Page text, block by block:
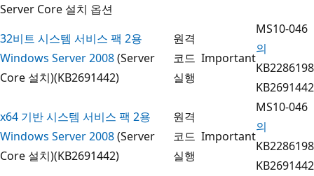
Server Core 설치 옵션
32비트 시스템 서비스 팩 2용
Windows Server 2008(Server
Core 설치)(KB2691442)
원격
코드
실행
Important
MS10-046
의
KB2286198
KB2691442
x64 기반 시스템 서비스 팩 2용
Windows Server 2008(Server
Core 설치)(KB2691442)
원격
코드
실행
Important
MS10-046
의
KB2286198
KB2691442